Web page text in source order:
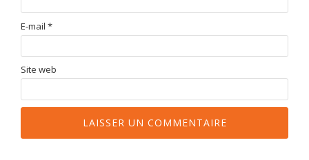
E-mail *
Site web